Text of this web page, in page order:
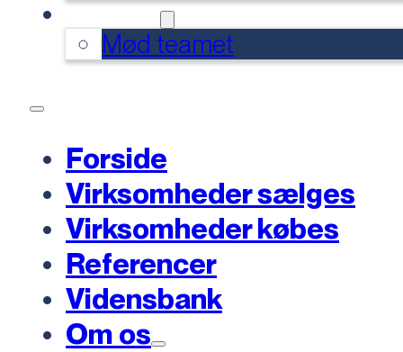
Mød teamet
Forside
Virksomheder sælges
Virksomheder købes
Referencer
Vidensbank
Om os